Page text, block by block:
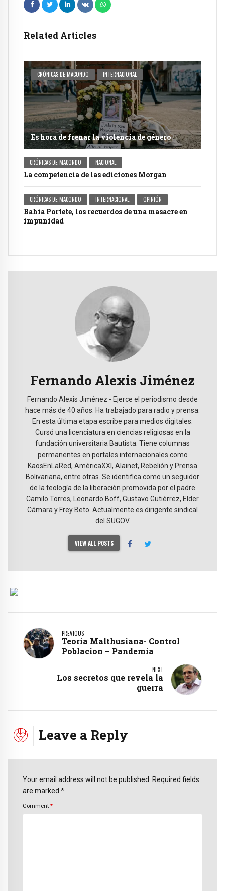
Related Articles
CRÓNICAS DE MACONDO INTERNACIONAL
Es hora de frenar la violencia de género
CRÓNICAS DE MACONDO NACIONAL
La competencia de las ediciones Morgan
CRÓNICAS DE MACONDO INTERNACIONAL OPINIÓN
Bahía Portete, los recuerdos de una masacre en
impunidad
Fernando Alexis Jiménez
Fernando Alexis Jiménez - Ejerce el periodismo desde
hace más de 40 años. Ha trabajado para radio y prensa.
En esta última etapa escribe para medios digitales.
Cursó una licenciatura en ciencias religiosas en la
fundación universitaria Bautista. Tiene columnas
permanentes en portales internacionales como
KaosEnLaRed, AméricaXXI, Alainet, Rebelión y Prensa
Bolivariana, entre otras. Se identifica como un seguidor
de la teología de la liberación promovida por el padre
Camilo Torres, Leonardo Boff, Gustavo Gutiérrez, Elder
Cámara y Frey Beto. Actualmente es dirigente sindical
del SUGOV.
VIEW ALL POSTS
PREVIOUS
Teoria Malthusiana- Control
Poblacion – Pandemia
NEXT
Los secretos que revela la
guerra
Leave a Reply
Your email address will not be published. Required fields
are marked *
Comment *